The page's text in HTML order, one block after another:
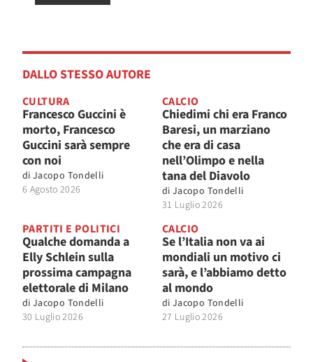
DALLO STESSO AUTORE
CULTURA
Francesco Guccini è
morto, Francesco
Guccini sarà sempre
con noi
di Jacopo Tondelli
6 Agosto 2026
CALCIO
Chiedimi chi era Franco
Baresi, un marziano
che era di casa
nell’Olimpo e nella
tana del Diavolo
di Jacopo Tondelli
31 Luglio 2026
PARTITI E POLITICI
Qualche domanda a
Elly Schlein sulla
prossima campagna
elettorale di Milano
di Jacopo Tondelli
30 Luglio 2026
CALCIO
Se l’Italia non va ai
mondiali un motivo ci
sarà, e l’abbiamo detto
al mondo
di Jacopo Tondelli
27 Luglio 2026